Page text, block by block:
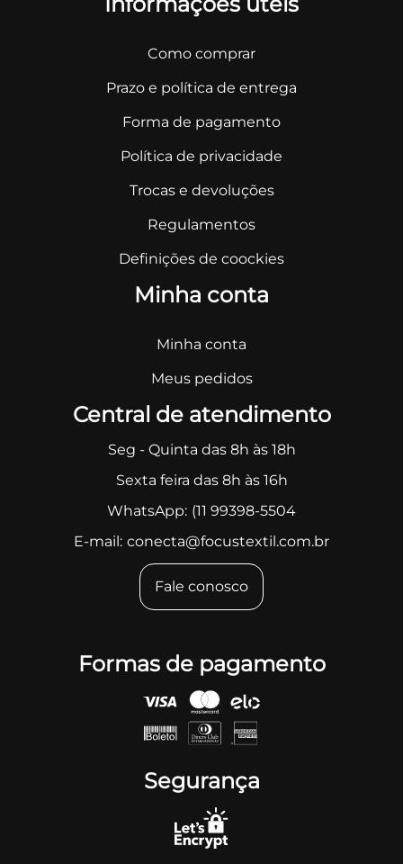
Como comprar
Prazo e política de entrega
Forma de pagamento
Política de privacidade
Trocas e devoluções
Regulamentos
Definições de coockies
Minha conta
Minha conta
Meus pedidos
Central de atendimento
Seg - Quinta das 8h às 18h
Sexta feira das 8h às 16h
WhatsApp: (11 99398-5504
E-mail: conecta@focustextil.com.br
Fale conosco
Formas de pagamento
Segurança